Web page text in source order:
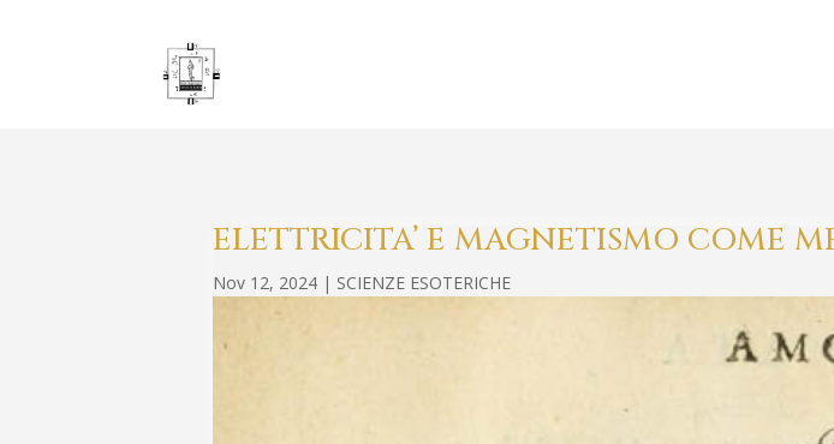
ELETTRICITA’ E MAGNETISMO COME
Nov 12, 2024 | SCIENZE ESOTERICHE